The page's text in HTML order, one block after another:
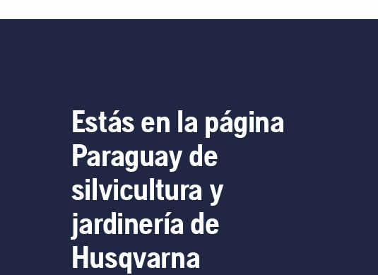
Estás en la página
Paraguay de
silvicultura y
jardinería de
Husqvarna